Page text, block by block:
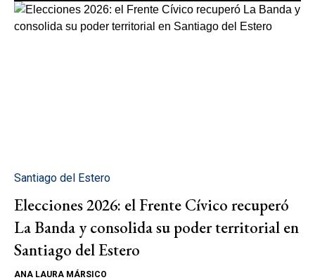
Santiago del Estero
Elecciones 2026: el Frente Cívico recuperó
La Banda y consolida su poder territorial en
Santiago del Estero
ANA LAURA MÁRSICO